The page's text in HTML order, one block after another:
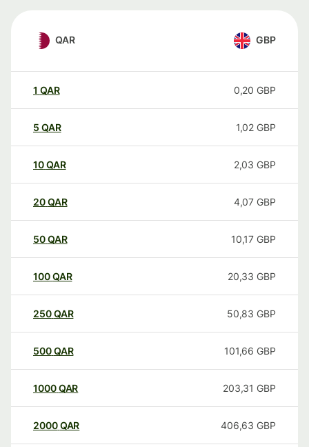
QAR GBP
1 QAR 0,20 GBP
5 QAR 1,02 GBP
10QAR 2,03 GBP
20QAR 4,07 GBP
50QAR 10,17 GBP
100QAR 20,33 GBP
250QAR 50,83 GBP
500QAR 101,66 GBP
1000QAR 203,31 GBP
2000QAR 406,63 GBP